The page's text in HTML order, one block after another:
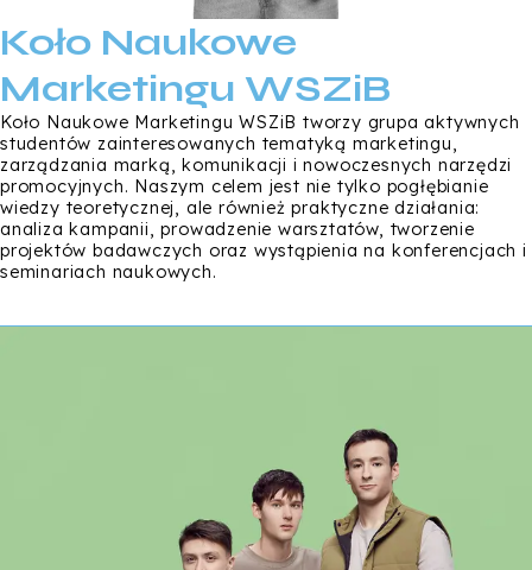
Koło Naukowe
Marketingu WSZiB
Koło Naukowe Marketingu WSZiB tworzy grupa aktywnych
studentów zainteresowanych tematyką marketingu,
zarządzania marką, komunikacji i nowoczesnych narzędzi
promocyjnych. Naszym celem jest nie tylko pogłębianie
wiedzy teoretycznej, ale również praktyczne działania:
analiza kampanii, prowadzenie warsztatów, tworzenie
projektów badawczych oraz wystąpienia na konferencjach i
seminariach naukowych.